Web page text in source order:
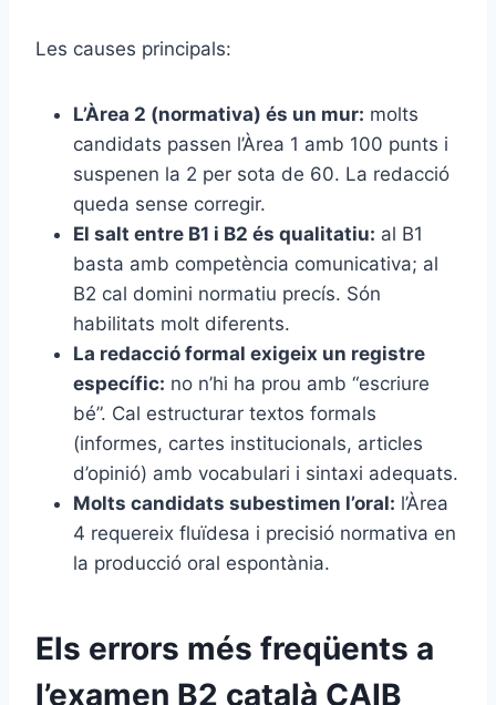
Les causes principals:
L’Àrea 2 (normativa) és un mur: molts
candidats passen l’Àrea 1 amb 100 punts i
suspenen la 2 per sota de 60. La redacció
queda sense corregir.
El salt entre B1 i B2 és qualitatiu: al B1
basta amb competència comunicativa; al
B2 cal domini normatiu precís. Són
habilitats molt diferents.
La redacció formal exigeix un registre
específic: no n’hi ha prou amb “escriure
bé”. Cal estructurar textos formals
(informes, cartes institucionals, articles
d’opinió) amb vocabulari i sintaxi adequats.
Molts candidats subestimen l’oral: l’Àrea
4 requereix fluïdesa i precisió normativa en
la producció oral espontània.
Els errors més freqüents a
l’examen B2 català CAIB